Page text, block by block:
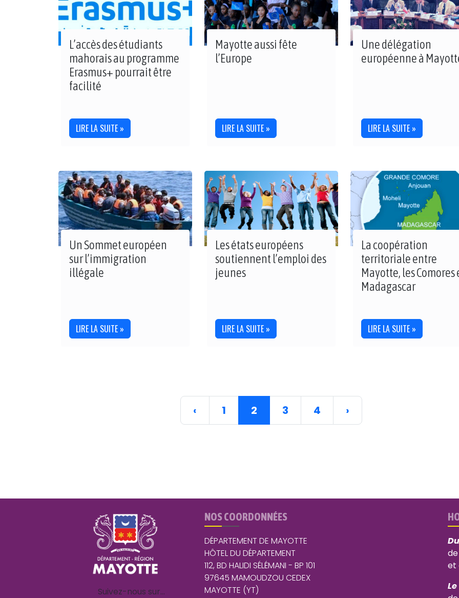
L’accès des étudiants
mahorais au programme
Erasmus+ pourrait être
facilité
LIRE LA SUITE »
Mayotte aussi fête
l’Europe
LIRE LA SUITE »
Une délégation
européenne à
LIRE LA SUITE »
Un Sommet européen
sur l’immigration
illégale
LIRE LA SUITE »
Les états européens
soutiennent l’emploi des
jeunes
LIRE LA SUITE »
La coopération
territoriale entre
Mayotte, les Comores
Madagascar
LIRE LA SUITE »
‹ 1 2 3 4 ›
Suivez-nous sur…
NOS COORDONNÉES
DÉPARTEMENT DE MAYOTTE
HÔTEL DU DÉPARTEMENT
112, BD HALIDI SÉLÉMANI - BP 101
97645 MAMOUDZOU CEDEX
MAYOTTE (YT)
et